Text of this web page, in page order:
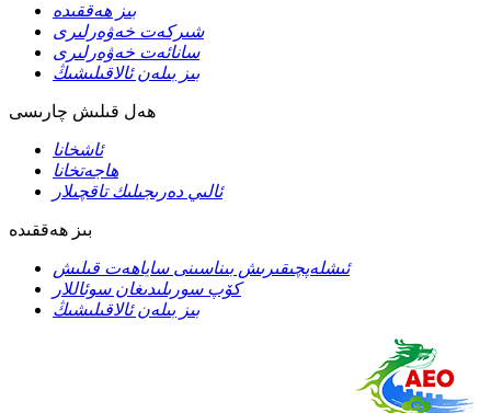
بىز ھەققىدە
شىركەت خەۋەرلىرى
سانائەت خەۋەرلىرى
بىز بىلەن ئالاقىلىشىڭ
ھەل قىلىش چارىسى
ئاشخانا
ھاجەتخانا
ئالىي دەرىجىلىك تاقچىلار
بىز ھەققىدە
ئىشلەپچىقىرىش بىناسىنى ساياھەت قىلىش
كۆپ سورىلىدىغان سوئاللار
بىز بىلەن ئالاقىلىشىڭ